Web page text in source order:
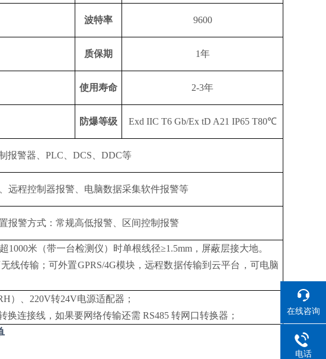
波特率 9600
质保期 1年
使用寿命 2-3年
防爆等级 Exd IIC T6 Gb/Ex tD A21 IP65 T80℃
报警器、 PLC、DCS、DDC等
远程控制器报警、电脑数据采集软件报警等
报警方式：常规高低报警、区间控制报警
米（带一台检测仪）时单根线径≥1.5mm，屏蔽层接大地。
线传输；可外置GPRS/4G模块，远程数据传输到云平台，可电脑
）、220V转24V电源适配器；
换连接线，如果要网络传输还需 RS485 转网口转换器； 在线咨询
电话